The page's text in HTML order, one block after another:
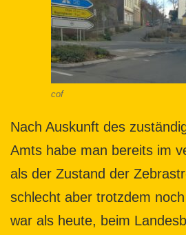
cof
Nach Auskunft des
Amts habe man bereits im
als der Zustand der
schlecht aber trotzdem
war als heute, beim